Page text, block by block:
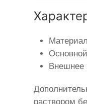
Внешнее
раствором